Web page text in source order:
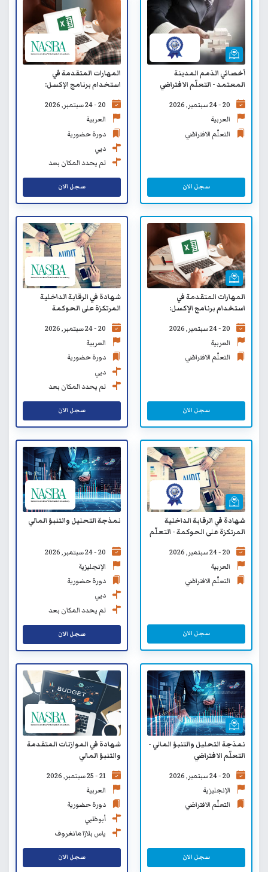
أخصائي الذمم المدينة
المعتمد - التعلّم الافتراضي
20 - 24 سبتمبر, 2026
العربية
التعلّم الافتراضي
سجل الان
المهارات المتقدمة في
استخدام برنامج الإكسل:
20 - 24 سبتمبر, 2026
العربية
دورة حضورية
دبي
لم يحدد المكان بعد
سجل الان
المهارات المتقدمة في
استخدام برنامج الإكسل:
التعلّم الافتراضي
20 - 24 سبتمبر, 2026
العربية
التعلّم الافتراضي
سجل الان
شهادة في الرقابة الداخلية
المرتكزة على الحوكمة
20 - 24 سبتمبر, 2026
العربية
دورة حضورية
دبي
لم يحدد المكان بعد
سجل الان
شهادة في الرقابة الداخلية
المرتكزة على الحوكمة - التعلّم
20 - 24 سبتمبر, 2026
العربية
التعلّم الافتراضي
سجل الان
نمذجة التحليل والتنبؤ المالي
20 - 24 سبتمبر, 2026
الإنجليزية
دورة حضورية
دبي
لم يحدد المكان بعد
سجل الان
نمذجة التحليل والتنبؤ المالي -
التعلّم الافتراضي
20 - 24 سبتمبر, 2026
الإنجليزية
التعلّم الافتراضي
سجل الان
شهادة في الموازنات المتقدمة
والتنبؤ المالي
21 - 25 سبتمبر, 2026
العربية
دورة حضورية
أبوظبي
ياس بلازا مانغروف
سجل الان